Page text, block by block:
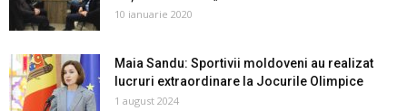
10 ianuarie 2020
Maia Sandu: Sportivii moldoveni au realizat
lucruri extraordinare la Jocurile Olimpice
1 august 2024